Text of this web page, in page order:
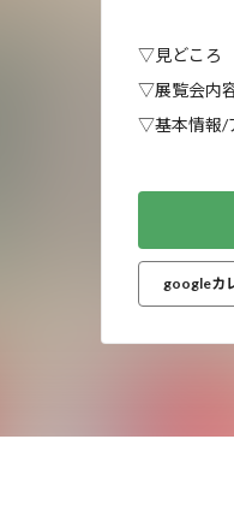
▽見どころ
▽展覧会内
▽基本情報/
googleカ